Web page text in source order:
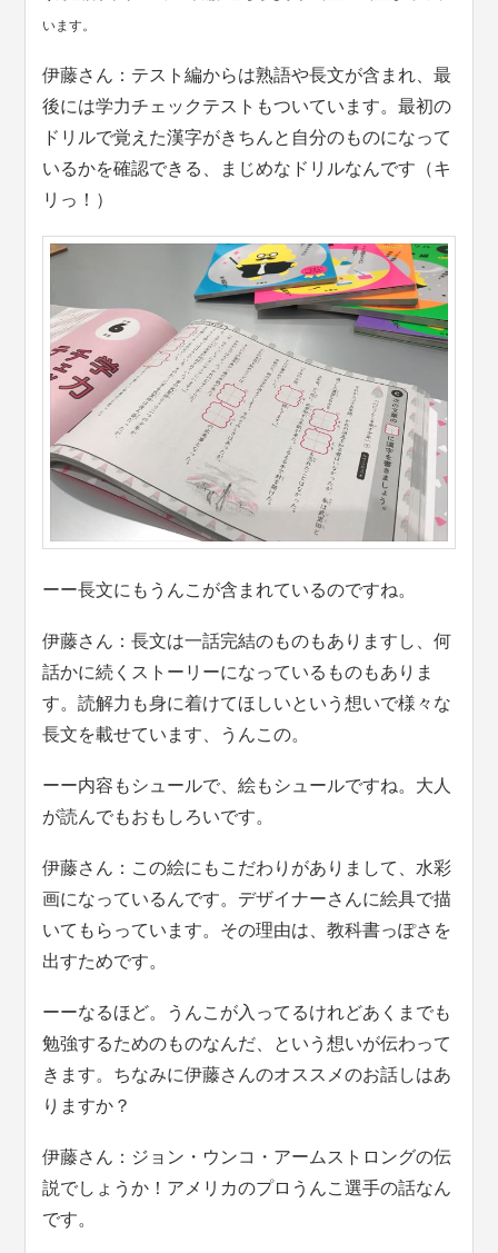
います。
伊藤さん：テスト編からは熟語や長文が含まれ、最
後には学力チェックテストもついています。最初の
ドリルで覚えた漢字がきちんと自分のものになって
いるかを確認できる、まじめなドリルなんです（キ
リっ！）
ーー長文にもうんこが含まれているのですね。
伊藤さん：長文は一話完結のものもありますし、何
話かに続くストーリーになっているものもありま
す。読解力も身に着けてほしいという想いで様々な
長文を載せています、うんこの。
ーー内容もシュールで、絵もシュールですね。大人
が読んでもおもしろいです。
伊藤さん：この絵にもこだわりがありまして、水彩
画になっているんです。デザイナーさんに絵具で描
いてもらっています。その理由は、教科書っぽさを
出すためです。
ーーなるほど。うんこが入ってるけれどあくまでも
勉強するためのものなんだ、という想いが伝わって
きます。ちなみに伊藤さんのオススメのお話しはあ
りますか？
伊藤さん：ジョン・ウンコ・アームストロングの伝
説でしょうか！アメリカのプロうんこ選手の話なん
です。